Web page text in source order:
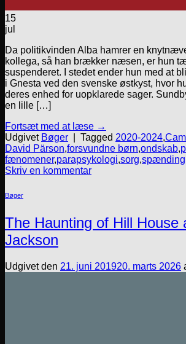
15
jul
Da politikvinden Alba hamrer en
kollega, så han brækker næsen, er hun
suspenderet. I stedet ender hun med at
i Gnesta ved den svenske østkyst, hvor
deres enhed for uopklarede sager.
en lille […]
Fortsæt med at læse →
Udgivet Bøger Tagged 2020-2024,
David Pärson,forsvundne børn,ondskab,
fænomener,parapsykologi,sorg,spænding
Skriv en kommentar
Bøger
The Haunting of Hill House
Jackson
Udgivet den 21. juni 201920. marts 2026